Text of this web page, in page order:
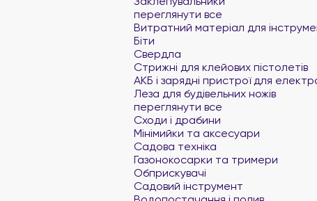
переглянути все
Витратний матеріал для
Біти
Свердла
Стрижні для клейових пістолетів
АКБ і зарядні пристрої для
Леза для будівельних ножів
переглянути все
Сходи і драбини
Мінімийки та аксесуари
Садова техніка
Газонокосарки та тримери
Обприскувачі
Садовий інструмент